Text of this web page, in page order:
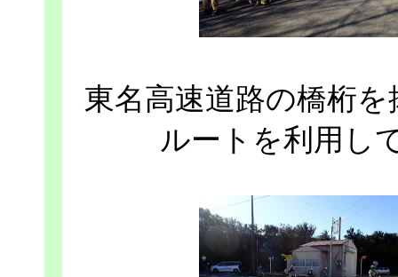
東名高速道路の橋桁
ルートを利用し